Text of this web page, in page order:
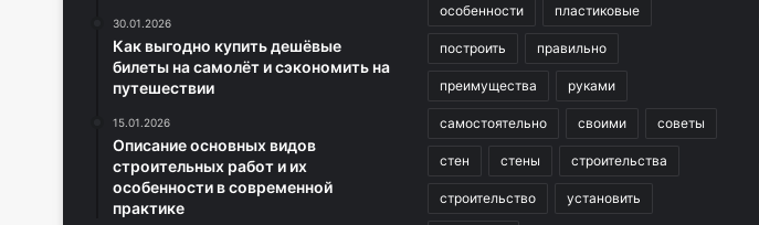
30.01.2026
Как выгодно купить дешёвые
билеты на самолёт и сэкономить на
путешествии
15.01.2026
Описание основных видов
строительных работ и их
особенности в современной
практике
особенности пластиковые
построить правильно
преимущества руками
самостоятельно своими советы
стен стены строительства
строительство установить